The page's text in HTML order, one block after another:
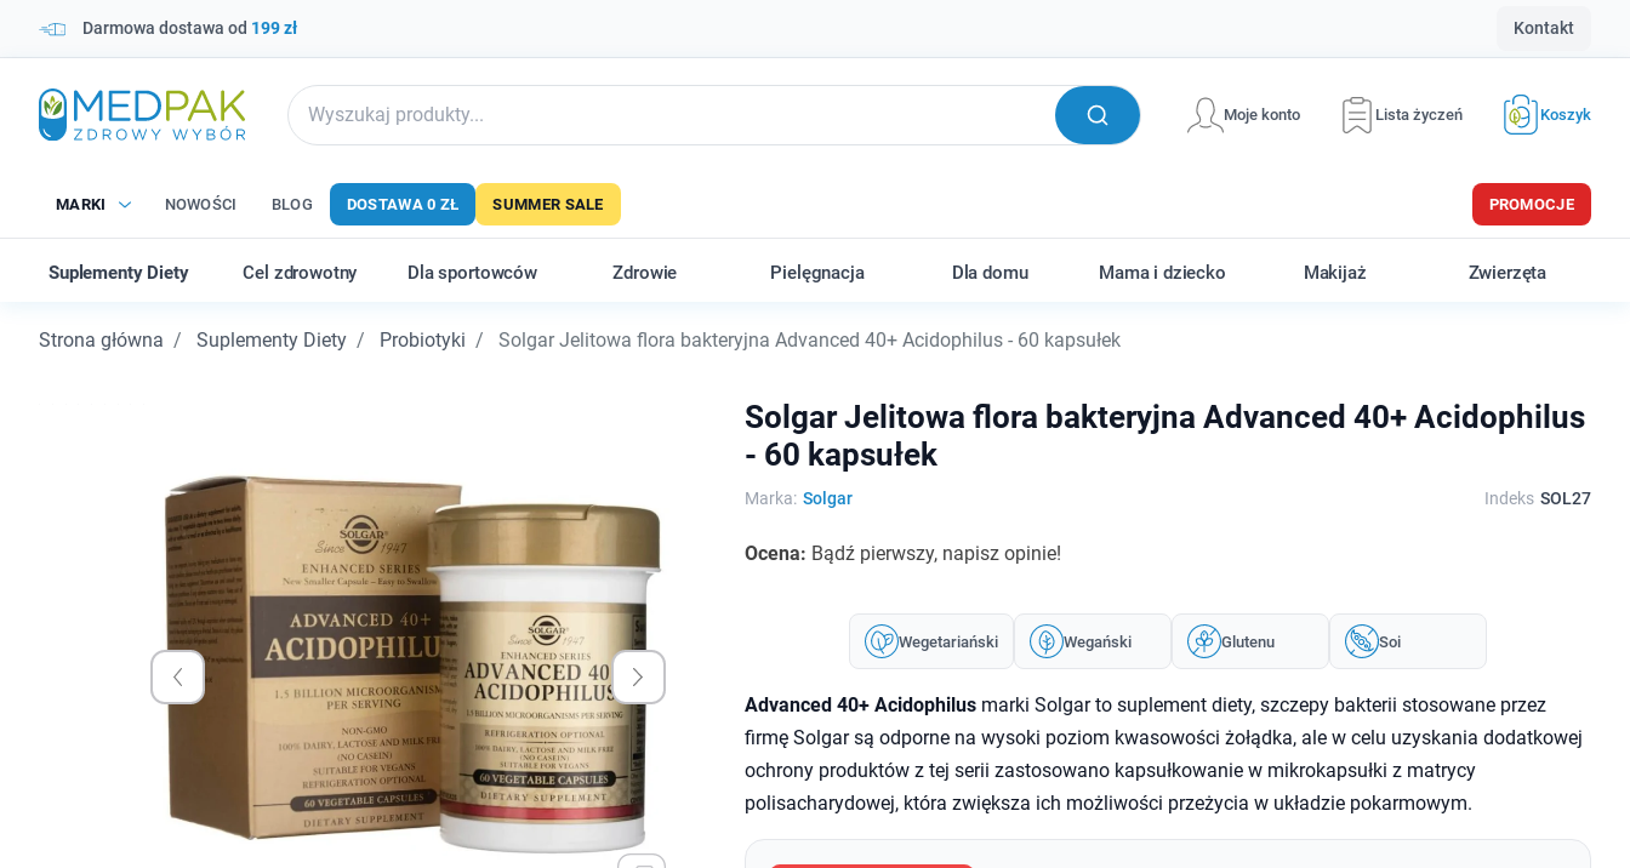
Darmowa dostawa od 199 zł Kontakt
Moje konto Lista życzeń Koszyk
MARKI NOWOŚCI BLOG DOSTAWA 0 ZŁ SUMMER SALE PROMOCJE
Suplementy Diety Cel zdrowotny Dla sportowców Zdrowie Pielęgnacja Dla domu Mama i dziecko Makijaż Zwierzęta
Strona główna Suplementy Diety Probiotyki Solgar Jelitowa flora bakteryjna Advanced 40+ Acidophilus - 60 kapsułek
Solgar Jelitowa flora bakteryjna Advanced 40+ Acidophilus
- 60 kapsułek
Marka: Solgar Indeks SOL27
Ocena: Bądź pierwszy, napisz opinie!
Wegetariański Wegański Glutenu Soi
Advanced 40+ Acidophilusmarki Solgar to suplement diety, szczepy bakterii stosowane przez
firmę Solgar są odporne na wysoki poziom kwasowości żołądka, ale w celu uzyskania dodatkowej
ochrony produktów z tej serii zastosowano kapsułkowanie w mikrokapsułki z matrycy
polisacharydowej, która zwiększa ich możliwości przeżycia w układzie pokarmowym.